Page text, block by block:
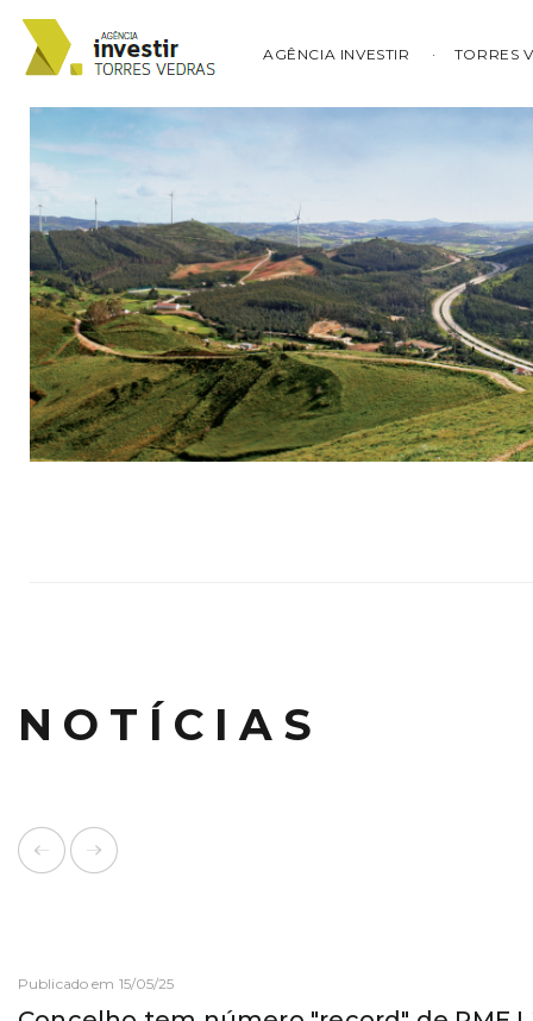
AGÊNCIA INVESTIR TORRES
NOTÍCIAS
Publicado em 15/05/25